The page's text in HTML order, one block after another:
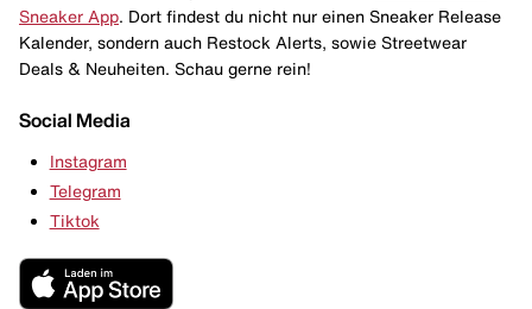
Sneaker App . Dort findest du nicht nur einen Sneaker Release
Kalender, sondern auch Restock Alerts, sowie Streetwear
Deals & Neuheiten. Schau gerne rein!
Social Media
Instagram
Telegram
Tiktok